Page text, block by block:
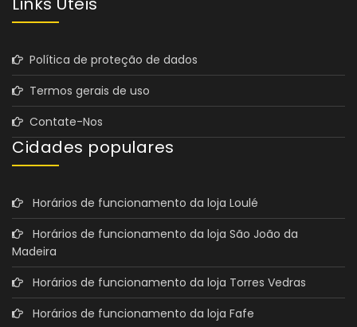
Política de proteção de dados
Termos gerais de uso
Contate-Nos
Cidades populares
Horários de funcionamento da loja Loulé
Horários de funcionamento da loja São João da
Madeira
Horários de funcionamento da loja Torres Vedras
Horários de funcionamento da loja Fafe